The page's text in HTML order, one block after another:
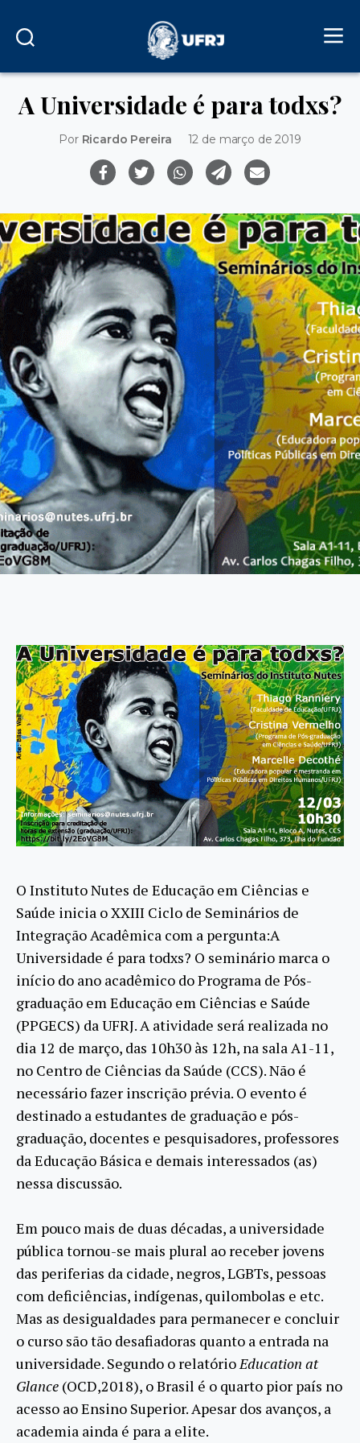
A Universidade é para todxs?
Por Ricardo Pereira 12 de março de 2019
O Instituto Nutes de Educação em Ciências e
Saúde inicia o XXIII Ciclo de Seminários de
Integração Acadêmica com a pergunta:A
Universidade é para todxs? O seminário marca o
início do ano acadêmico do Programa de Pós-
graduação em Educação em Ciências e Saúde
(PPGECS) da UFRJ. A atividade será realizada no
dia 12 de março, das 10h30 às 12h, na sala A1-11,
no Centro de Ciências da Saúde (CCS). Não é
necessário fazer inscrição prévia. O evento é
destinado a estudantes de graduação e pós-
graduação, docentes e pesquisadores, professores
da Educação Básica e demais interessados (as)
nessa discussão.
Em pouco mais de duas décadas, a universidade
pública tornou-se mais plural ao receber jovens
das periferias da cidade, negros, LGBTs, pessoas
com deficiências, indígenas, quilombolas e etc.
Mas as desigualdades para permanecer e concluir
o curso são tão desafiadoras quanto a entrada na
universidade. Segundo o relatórioEducation at
Glance (OCD,2018), o Brasil é o quarto pior país no
acesso ao Ensino Superior. Apesar dos avanços, a
academia ainda é para a elite.